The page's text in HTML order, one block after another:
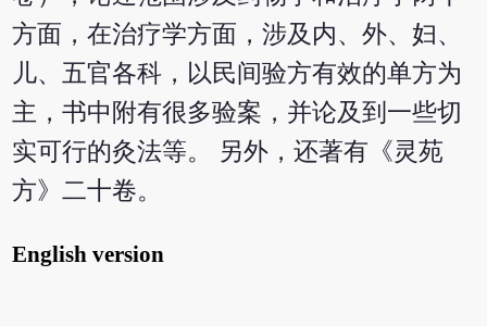
方面，在治疗学方面，涉及内、外、妇、
儿、五官各科，以民间验方有效的单方为
主，书中附有很多验案，并论及到一些切
实可行的灸法等。 另外，还著有《灵苑
方》二十卷。
English version